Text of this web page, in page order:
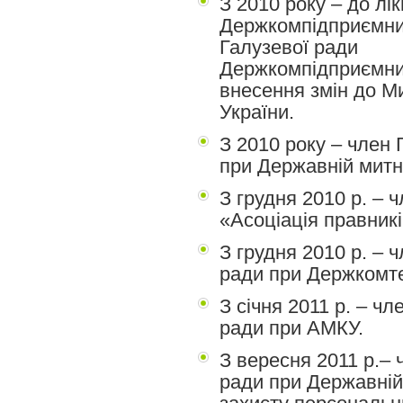
Галузевої ради
внесення змін до
України.
З 2010 року – член
при Державній
З грудня 2010 р. –
«Асоціація
З грудня 2010 р. –
ради при
З січня 2011 р. –
ради при АМКУ.
З вересня 2011 р.–
ради при